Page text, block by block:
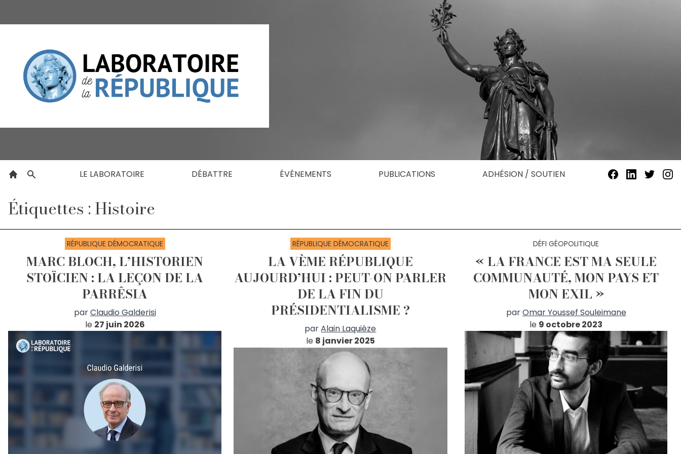
LE LABORATOIRE DÉBATTRE ÉVÉNEMENTS PUBLICATIONS ADHÉSION / SOUTIEN
Étiquettes : Histoire
RÉPUBLIQUE DÉMOCRATIQUE
MARC BLOCH, L’HISTORIEN
STOÏCIEN : LA LEÇON DE LA
PARRÊSIA
parClaudio Galderisi
le 27 juin 2026
RÉPUBLIQUE DÉMOCRATIQUE
LA VÈME RÉPUBLIQUE
AUJOURD’HUI : PEUT-ON PARLER
DE LA FIN DU
PRÉSIDENTIALISME ?
parAlain Laquièze
le 8 janvier 2025
DÉFI GÉOPOLITIQUE
« LA FRANCE EST MA SEULE
COMMUNAUTÉ, MON PAYS ET
MON EXIL »
parOmar Youssef Souleimane
le 9 octobre 2023